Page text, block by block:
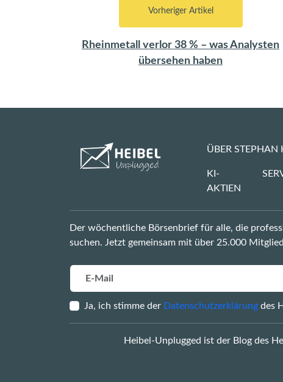
Vorheriger Artikel
Rheinmetall verlor 38 % – was Analysten
übersehen haben
ÜBER STEPHAN
KI-
AKTIEN
Der wöchentliche Börsenbrief für alle, die
suchen. Jetzt gemeinsam mit über 25.000
Ja, ich stimme der Datenschutzerklärung des
Heibel-Unplugged ist der Blog des